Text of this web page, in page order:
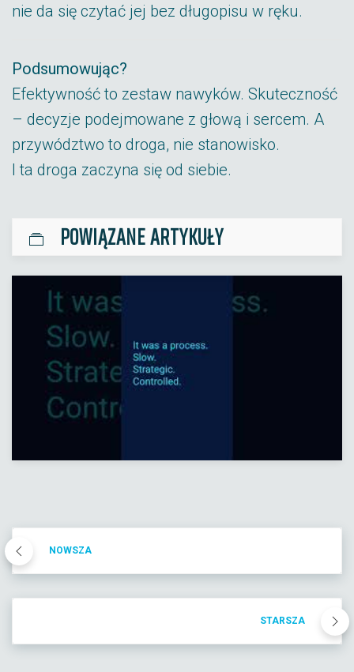
nie da się czytać jej bez długopisu w ręku.
Podsumowując?
Efektywność to zestaw nawyków. Skuteczność
– decyzje podejmowane z głową i sercem. A
przywództwo to droga, nie stanowisko.
I ta droga zaczyna się od siebie.
POWIĄZANE ARTYKUŁY
NOWSZA
STARSZA